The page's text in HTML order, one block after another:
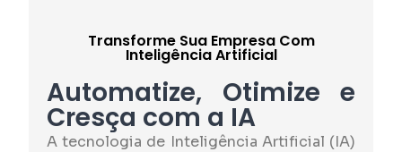
Transforme Sua Empresa Com
Inteligência Artificial
Automatize, Otimize e
Cresça com a IA
A tecnologia de Inteligência Artificial (IA)